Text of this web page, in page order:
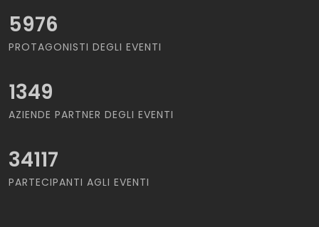
5976
PROTAGONISTI DEGLI EVENTI
1349
AZIENDE PARTNER DEGLI EVENTI
34117
PARTECIPANTI AGLI EVENTI